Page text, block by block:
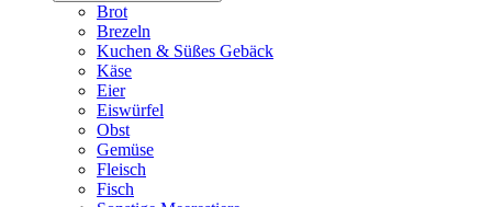
Brot
Brezeln
Kuchen & Süßes Gebäck
Käse
Eier
Eiswürfel
Obst
Gemüse
Fleisch
Fisch